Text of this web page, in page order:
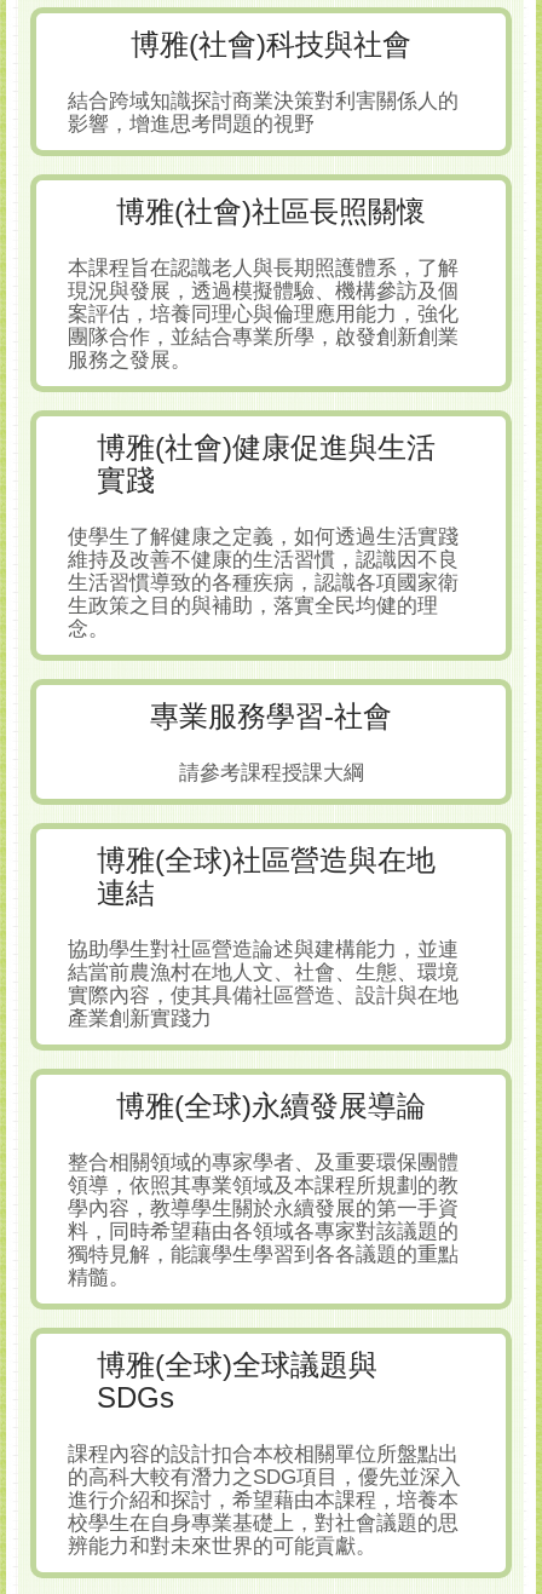
博雅(社會)科技與社會
結合跨域知識探討商業決策對利害關係人的
影響，增進思考問題的視野
博雅(社會)社區長照關懷
本課程旨在認識老人與長期照護體系，了解
現況與發展，透過模擬體驗、機構參訪及個
案評估，培養同理心與倫理應用能力，強化
團隊合作，並結合專業所學，啟發創新創業
服務之發展。
博雅(社會)健康促進與生活
實踐
使學生了解健康之定義，如何透過生活實踐
維持及改善不健康的生活習慣，認識因不良
生活習慣導致的各種疾病，認識各項國家衛
生政策之目的與補助，落實全民均健的理
念。
專業服務學習-社會
請參考課程授課大綱
博雅(全球)社區營造與在地
連結
協助學生對社區營造論述與建構能力，並連
結當前農漁村在地人文、社會、生態、環境
實際內容，使其具備社區營造、設計與在地
產業創新實踐力
博雅(全球)永續發展導論
整合相關領域的專家學者、及重要環保團體
領導，依照其專業領域及本課程所規劃的教
學內容，教導學生關於永續發展的第一手資
料，同時希望藉由各領域各專家對該議題的
獨特見解，能讓學生學習到各各議題的重點
精髓。
博雅(全球)全球議題與
SDGs
課程內容的設計扣合本校相關單位所盤點出
的高科大較有潛力之SDG項目，優先並深入
進行介紹和探討，希望藉由本課程，培養本
校學生在自身專業基礎上，對社會議題的思
辨能力和對未來世界的可能貢獻。